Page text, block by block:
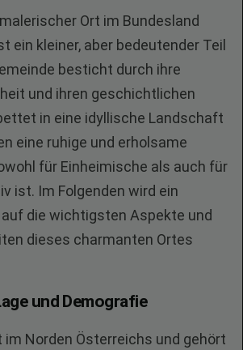
Ort im Bundesland
ein kleiner, aber bedeutender Teil
besticht durch ihre
und ihren geschichtlichen
in eine idyllische Landschaft
eine ruhige und erholsame
für Einheimische als auch für
ist. Im Folgenden wird ein
die wichtigsten Aspekte und
dieses charmanten Ortes
und Demografie
Norden Österreichs und gehört